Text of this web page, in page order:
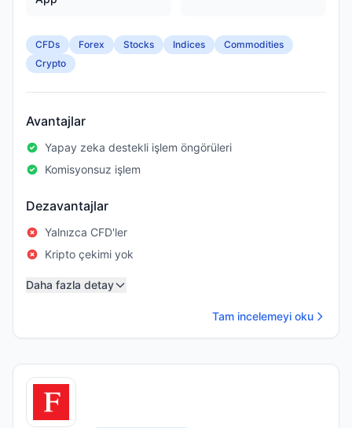
CFDs Forex Stocks Indices
Commodities
Crypto
Avantajlar
Yapay zeka destekli işlem öngörüleri
Komisyonsuz işlem
Dezavantajlar
Yalnızca CFD'ler
Kripto çekimi yok
Daha fazla detay
Tam incelemeyi oku